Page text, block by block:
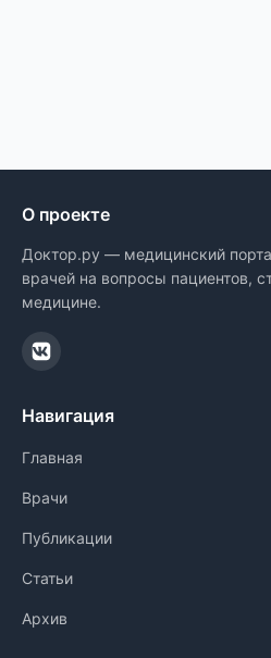
О проекте
Доктор.ру — медицинский
врачей на вопросы пациентов,
медицине.
Навигация
Главная
Врачи
Публикации
Статьи
Архив